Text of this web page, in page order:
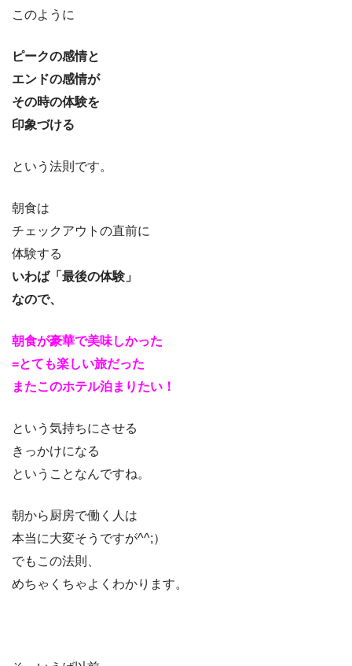
このように
ピークの感情と
エンドの感情が
その時の体験を
印象づける
という法則です。
朝食は
チェックアウトの直前に
体験する
いわば「最後の体験」
なので、
朝食が豪華で美味しかった
=とても楽しい旅だった
またこのホテル泊まりたい！
という気持ちにさせる
きっかけになる
ということなんですね。
朝から厨房で働く人は
本当に大変そうですが^^;）
でもこの法則、
めちゃくちゃよくわかります。